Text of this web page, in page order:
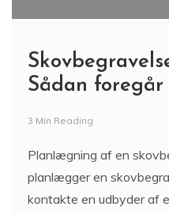
Sådan foregår
3 Min Reading
Planlægning af en
planlægger en
kontakte en udbyder af